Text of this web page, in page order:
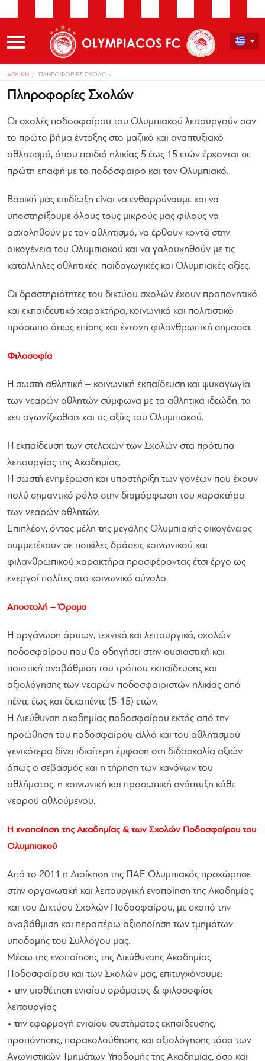
ΑΡΧΙΚΗ ΠΛΗΡΟΦΟΡΙΕΣ ΣΧΟΛΩΝ
Πληροφορίες Σχολών
Οι σχολές ποδοσφαίρου του Ολυμπιακού λειτουργούν σαν
το πρώτο βήμα ένταξης στο μαζικό και αναπτυξιακό
αθλητισμό, όπου παιδιά ηλικίας 5 έως 15 ετών έρχονται σε
πρώτη επαφή με το ποδόσφαιρο και τον Ολυμπιακό.
Βασική μας επιδίωξη είναι να ενθαρρύνουμε και να
υποστηρίξουμε όλους τους μικρούς μας φίλους να
ασχοληθούν με τον αθλητισμό, να έρθουν κοντά στην
οικογένεια του Ολυμπιακού και να γαλουχηθούν με τις
κατάλληλες αθλητικές, παιδαγωγικές και Ολυμπιακές αξίες.
Οι δραστηριότητες του δικτύου σχολών έχουν προπονητικό
και εκπαιδευτικό χαρακτήρα, κοινωνικό και πολιτιστικό
πρόσωπο όπως επίσης και έντονη φιλανθρωπική σημασία.
Φιλοσοφία
Η σωστή αθλητική – κοινωνική εκπαίδευση και ψυχαγωγία
των νεαρών αθλητών σύμφωνα με τα αθλητικά ιδεώδη, το
«ευ αγωνίζεσθαι» και τις αξίες του Ολυμπιακού.
H εκπαίδευση των στελεχών των Σχολών στα πρότυπα
λειτουργίας της Ακαδημίας.
Η σωστή ενημέρωση και υποστήριξη των γονέων που έχουν
πολύ σημαντικό ρόλο στην διαμόρφωση του χαρακτήρα
των νεαρών αθλητών.
Επιπλέον, όντας μέλη της μεγάλης Ολυμπιακής οικογένειας
συμμετέχουν σε ποικίλες δράσεις κοινωνικού και
φιλανθρωπικού χαρακτήρα προσφέροντας έτσι έργο ως
ενεργοί πολίτες στο κοινωνικό σύνολο.
Αποστολή – Όραμα
Η οργάνωση άρτιων, τεχνικά και λειτουργικά, σχολών
ποδοσφαίρου που θα οδηγήσει στην ουσιαστική και
ποιοτική αναβάθμιση του τρόπου εκπαίδευσης και
αξιολόγησης των νεαρών ποδοσφαιριστών ηλικίας από
πέντε έως και δεκαπέντε (5-15) ετών.
Η Διεύθυνση ακαδημίας ποδοσφαίρου εκτός από την
προώθηση του ποδοσφαίρου αλλά και του αθλητισμού
γενικότερα δίνει ιδιαίτερη έμφαση στη διδασκαλία αξιών
όπως ο σεβασμός και η τήρηση των κανόνων του
αθλήματος, η κοινωνική και προσωπική ανάπτυξη κάθε
νεαρού αθλούμενου.
Η ενοποίηση της Ακαδημίας & των Σχολών Ποδοσφαίρου του
Ολυμπιακού
Από το 2011 η Διοίκηση της ΠΑΕ Ολυμπιακός προχώρησε
στην οργανωτική και λειτουργική ενοποίηση της Ακαδημίας
και του Δικτύου Σχολών Ποδοσφαίρου, με σκοπό την
αναβάθμιση και περαιτέρω αξιοποίηση των τμημάτων
υποδομής του Συλλόγου μας.
Μέσω της ενοποίησης της Διεύθυνσης Ακαδημίας
Ποδοσφαίρου και των Σχολών μας, επιτυγχάνουμε:
• την υιοθέτηση ενιαίου οράματος & φιλοσοφίας
λειτουργίας
• την εφαρμογή ενιαίου συστήματος εκπαίδευσης,
προπόνησης, παρακολούθησης και αξιολόγησης τόσο των
Αγωνιστικών Τμημάτων Υποδομής της Ακαδημίας, όσο και